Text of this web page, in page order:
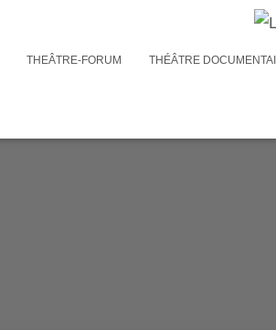
THEÂTRE-FORUM THÉÂTRE